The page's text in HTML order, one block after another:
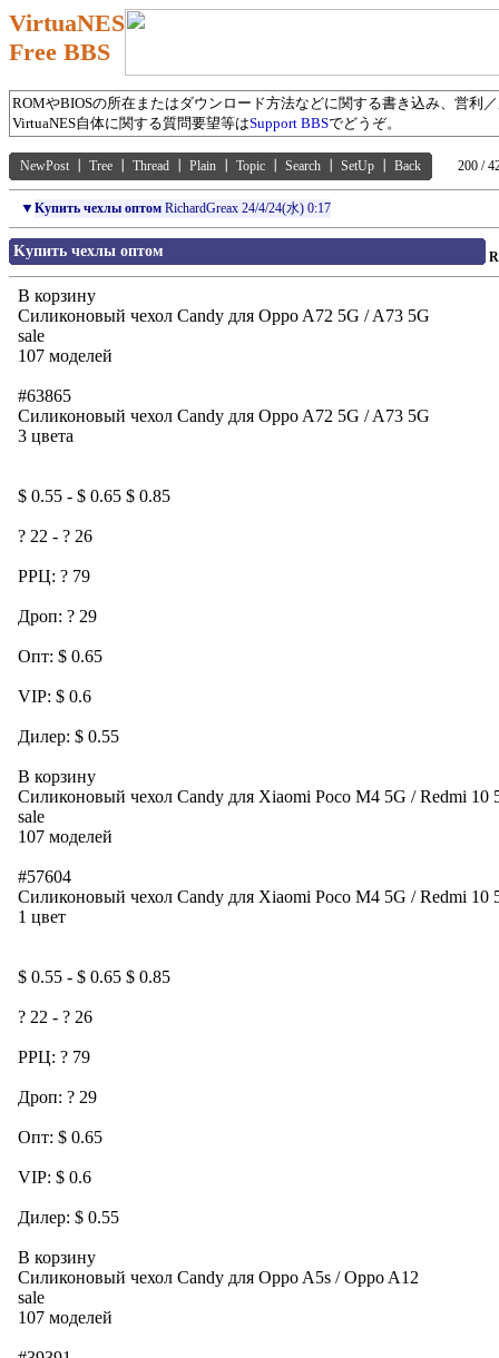
VirtuaNES
Free BBS
ROMやBIOSの所在またはダウンロード方法などに関する書き込み、営利
VirtuaNES自体に関する質問要望等はSupport BBSでどうぞ。
NewPost Tree Thread Plain Topic Search SetUp Back 200 /
▼ Kупить чехлы оптом RichardGreax 24/4/24(水) 0:17
Kупить чехлы оптом
B корзину
Силиконовый чехол Candy для Oppo A72 5G / A73 5G
sale
107 моделей
#63865
Силиконовый чехол Candy для Oppo A72 5G / A73 5G
3 цвета
$ 0.55 - $ 0.65 $ 0.85
? 22 - ? 26
РРЦ: ? 79
Дроп: ? 29
Опт: $ 0.65
VIP: $ 0.6
Дилер: $ 0.55
В корзину
Силиконовый чехол Candy для Xiaomi Poco M4 5G / Redmi 10
sale
107 моделей
#57604
Силиконовый чехол Candy для Xiaomi Poco M4 5G / Redmi 10
1 цвет
$ 0.55 - $ 0.65 $ 0.85
? 22 - ? 26
РРЦ: ? 79
Дроп: ? 29
Опт: $ 0.65
VIP: $ 0.6
Дилер: $ 0.55
В корзину
Силиконовый чехол Candy для Oppo A5s / Oppo A12
sale
107 моделей